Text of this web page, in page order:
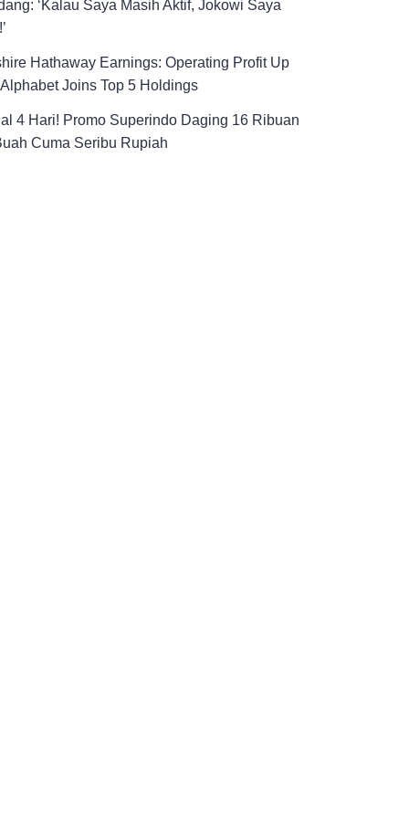
‘Kalau Saya Masih Aktif, Jokowi Saya
Hathaway Earnings: Operating Profit Up
Joins Top 5 Holdings
4 Hari! Promo Superindo Daging 16 Ribuan
Cuma Seribu Rupiah